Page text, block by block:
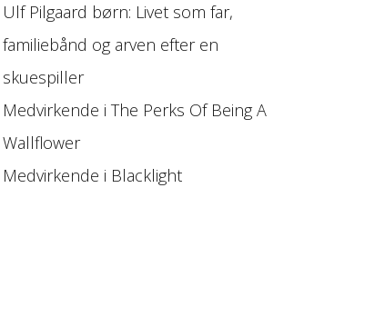
Ulf Pilgaard børn: Livet som far,
familiebånd og arven efter en
skuespiller
Medvirkende i The Perks Of Being A
Wallflower
Medvirkende i Blacklight